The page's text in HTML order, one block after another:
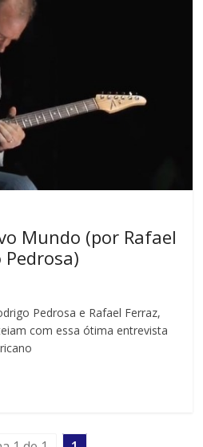
Mundo (por Rafael
Pedrosa)
Pedrosa e Rafael Ferraz,
com essa ótima entrevista